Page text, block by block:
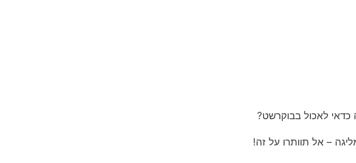
כדאי לאכול בבוקרשט?
– אל תוותרו על זה!